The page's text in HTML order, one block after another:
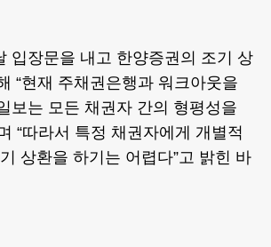
입장문을 내고 한양증권의 조기 상
“현재 주채권은행과 워크아웃을
보는 모든 채권자 간의 형평성을
“따라서 특정 채권자에게 개별적
상환을 하기는 어렵다”고 밝힌 바